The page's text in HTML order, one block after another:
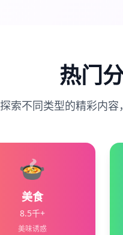
热门
探索不同类型的精彩内
🍲
美食
8.5千+
美味诱惑